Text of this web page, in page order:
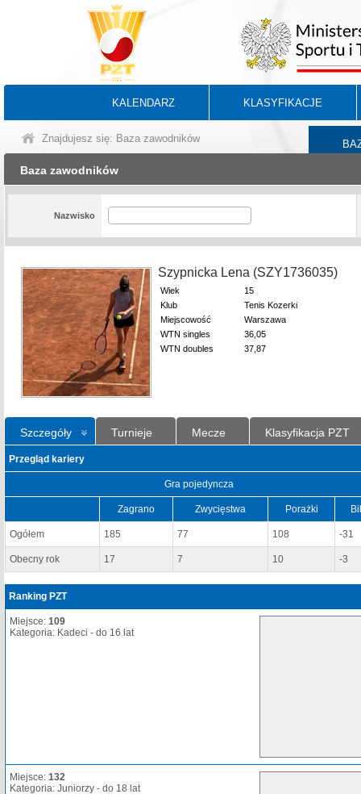
KALENDARZ KLASYFIKACJE
Znajdujesz się: Baza zawodników
Baza zawodników
Nazwisko
Szypnicka Lena (SZY1736035)
Wiek
15
Klub
Tenis Kozerki
Miejscowość
Warszawa
WTN singles
36,05
WTN doubles
37,87
Szczegóły Turnieje Mecze Klasyfikacja PZT
Przegląd kariery
Gra pojedyncza
Zagrano Zwycięstwa Porażki
Ogółem 185 77 108 -31
Obecny rok 17 7 10 -3
Ranking PZT
Miejsce: 109
Kategoria: Kadeci - do 16 lat
Miejsce: 132
Kategoria: Juniorzy - do 18 lat